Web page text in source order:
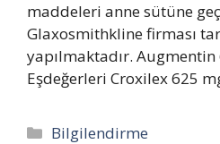
maddeleri anne sütüne
Glaxosmithkline firması
yapılmaktadır.
Eşdeğerleri Croxilex 625
Categories
Bilgilendirme